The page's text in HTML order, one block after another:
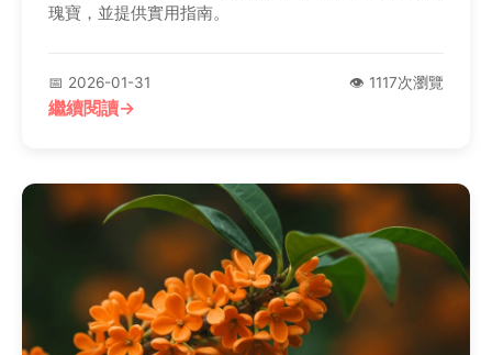
瑰寶，並提供實用指南。
📅 2026-01-31 👁️ 1117次瀏覽
繼續閱讀